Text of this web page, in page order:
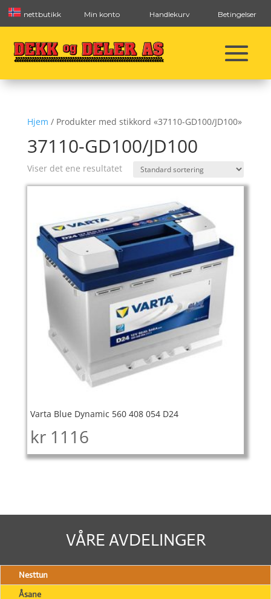
nettbutikk Min konto Handlekurv Betingelser
Hjem / Produkter med stikkord «37110-GD100/JD100»
37110-GD100/JD100
Viser det ene resultatet
Varta Blue Dynamic 560 408 054 D24
kr 1116
VÅRE AVDELINGER
Nesttun
Åsane